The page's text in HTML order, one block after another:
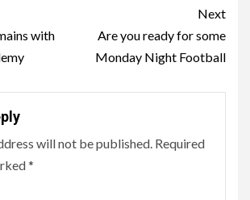
with
Next
Are you ready for some
Monday Night Football
will not be published. Required
*